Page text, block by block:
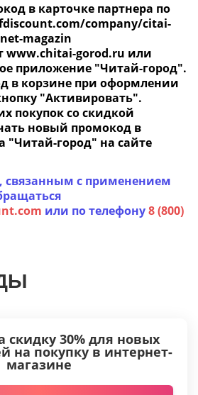
в карточке партнера по
company/citai-
magazin
www.chitai-gorod.ru или
приложение "Читай-город".
в корзине при оформлении
"Активировать".
покупок со скидкой
новый промокод в
"Читай-город" на сайте
связанным с применением
или по телефону8 (800)
скидку 30% для новых
на покупку в интернет-
магазине